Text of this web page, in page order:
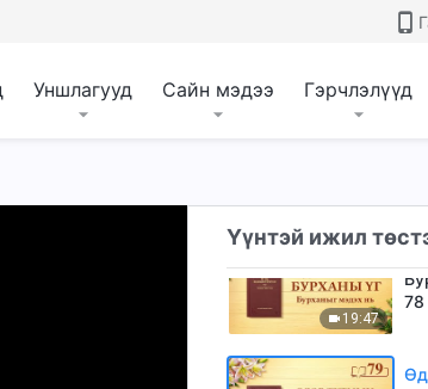
Уншлагууд Сайн мэдээ Гэрчлэлүүд
Үүнтэй ижил
19:47
78